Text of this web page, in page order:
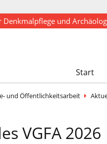
und
Start
und Öffentlichkeitsarbeit
VGFA 2026